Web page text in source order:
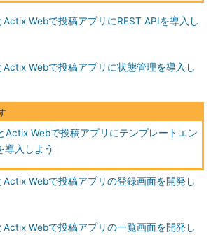
Actix Webで投稿アプリにREST APIを導入し
Actix Webで投稿アプリに状態管理を導入し
Actix Webで投稿アプリにテンプレートエン
導入しよう
Actix Webで投稿アプリの登録画面を開発し
Actix Webで投稿アプリの一覧画面を開発し